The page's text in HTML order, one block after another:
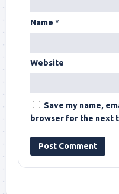
Name *
Website
Save my name,
browser for the next